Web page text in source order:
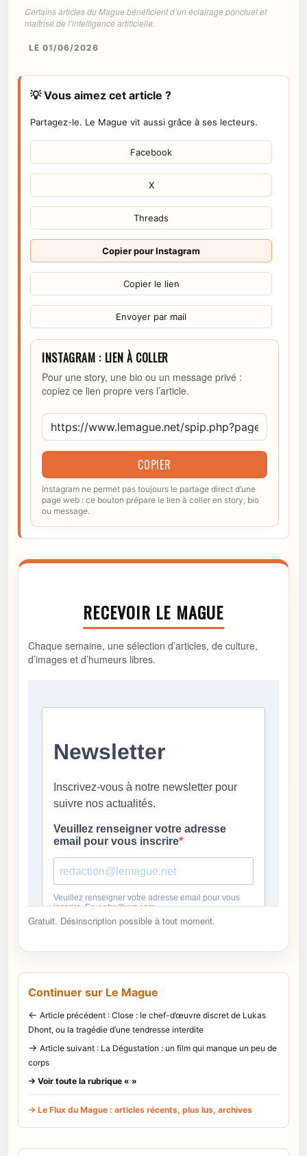
Certains articles du Mague bénéficient d’un éclairage ponctuel et
maîtrisé de l’intelligence artificielle.
LE 01/06/2026
💡 Vous aimez cet article ?
Partagez-le. Le Mague vit aussi grâce à ses lecteurs.
Facebook
X
Threads
Copier pour Instagram
Copier le lien
Envoyer par mail
INSTAGRAM : LIEN À COLLER
Pour une story, une bio ou un message privé :
copiez ce lien propre vers l’article.
COPIER
Instagram ne permet pas toujours le partage direct d’une
page web : ce bouton prépare le lien à coller en story, bio
ou message.
RECEVOIR LE MAGUE
Chaque semaine, une sélection d’articles, de culture,
d’images et d’humeurs libres.
Gratuit. Désinscription possible à tout moment.
Continuer sur Le Mague
← Article précédent : Close : le chef-d’œuvre discret de Lukas
Dhont, ou la tragédie d’une tendresse interdite
→ Article suivant : La Dégustation : un film qui manque un peu de
corps
→ Voir toute la rubrique « »
→ Le Flux du Mague : articles récents, plus lus, archives